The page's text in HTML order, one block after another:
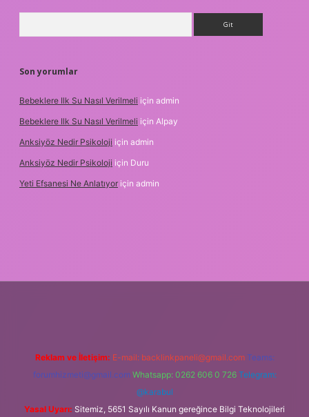
Son yorumlar
Bebeklere Ilk Su Nasıl Verilmeli için admin
Bebeklere Ilk Su Nasıl Verilmeli için Alpay
Anksiyöz Nedir Psikoloji için admin
Anksiyöz Nedir Psikoloji için Duru
Yeti Efsanesi Ne Anlatıyor için admin
Reklam ve İletişim: E-mail: backlinkpaneli@gmail.com Teams:
forumhizmeti@gmail.com Whatsapp: 0262 606 0 726 Telegram:
@karabul
Yasal Uyarı: Sitemiz, 5651 Sayılı Kanun gereğince Bilgi Teknolojileri